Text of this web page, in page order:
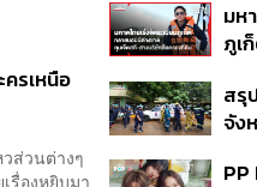
รเหนือ
ส่วนต่างๆ
รื่องหยิบมา
นัก
มห
ภูเ
ที่ดิ
โร
สรุ
จัง
ปม
PP